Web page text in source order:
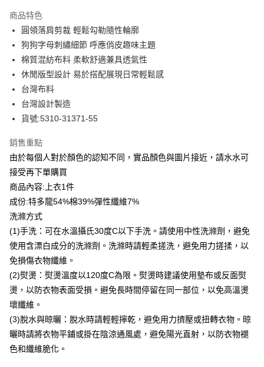
合作金庫商業銀行
華南商業銀行
上海商業儲蓄銀行
台北富邦商業銀行
國泰世華商業銀行
兆豐國際商業銀行
臺灣中小企業銀行
台中商業銀行
匯豐（台灣）商業銀行
聯邦商業銀行
元大商業銀行
玉山商業銀行
台灣樂天信用卡公司
LINE Pay
Apple Pay
街口支付
悠遊付
貨到付款
運送方式
付款後全家取貨
每筆NT$80，滿NT$399(含以上)免運費
付款後7-11取貨
每筆NT$80，滿NT$888(含以上)免運費
宅配到府
每筆NT$80，滿NT$888(含以上)免運費
貨到付款
每筆NT$80，滿NT$888(含以上)免運費
商品特色
圓領落肩剪裁 輕鬆勾勒隨性輪廓
狗狗字母刺繡細節 呼應俏皮趣味主題
棉質混紡布料 柔軟舒適兼具透氣性
休閒版型設計 易於搭配展現日常輕鬆感
台灣布料
台灣設計製造
貨號:5310-31371-55
銷售重點
由於每個人對於顏色的認知不同，實品顏色與圖片接近，請水水可
接受再下單購買
商品內容:上衣1件
成份:特多龍54%棉39%彈性纖維7%
洗滌方式
(1)手洗：可在水溫攝氏30度C以下手洗。請使用中性洗滌劑，避免
使用含漂白成分的洗滌劑。洗滌時請輕柔搓洗，避免用力搓揉，以
免損傷衣物纖維。
(2)熨燙：熨燙溫度以120度C為限。熨燙時建議使用墊布或反面熨
燙，以防衣物表面受損。避免長時間停留在同一部位，以免高溫燙
壞纖維。
(3)脫水與晾曬：脫水時請輕輕擰乾，避免用力擠壓或扭轉衣物。晾
曬時請將衣物平鋪或掛在陰涼通風處，避免陽光直射，以防衣物褪
色和纖維脆化。